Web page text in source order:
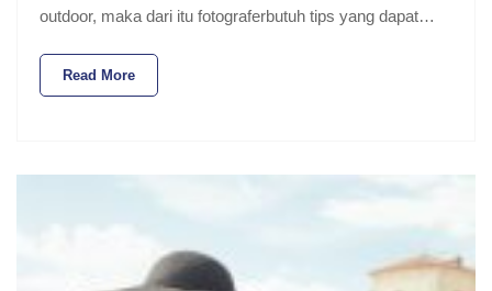
outdoor, maka dari itu fotograferbutuh tips yang dapat…
Read More